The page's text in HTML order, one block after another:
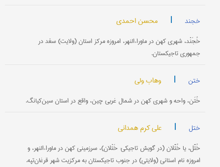
خجند | محسن احمدی
خُجَنْد، شهری کهن در ماوراءالنهر، امروزه مرکز استان (ولایت) سغد در
جمهوری تاجیکستان.
ختن | وهاب ولی
خُتَن، واحه و شهری کهن در شمال غربی چین، واقع در استان سین‌کیانگ.
ختل | علی کرم همدانی
خُتَّل، یا خُتَّلان (در گویش تاجیکی: خَتْلان)، سرزمینی کهن در ماوراءالنهر، و
امروزه نام استانی (ولایتی) در جنوب تاجیکستان به مرکزیت شهر قرغان‌تپه.